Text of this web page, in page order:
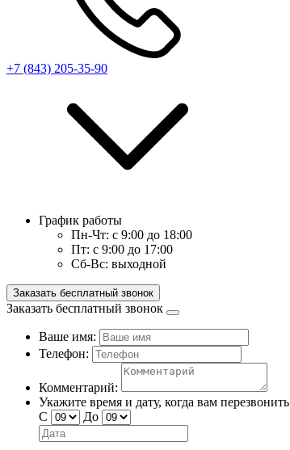
+7 (843) 205-35-90
График работы
Пн-Чт: с 9:00 до 18:00
Пт: с 9:00 до 17:00
Сб-Вс: выходной
Заказать бесплатный звонок
Заказать бесплатный звонок
Ваше имя:
Телефон:
Комментарий:
Укажите время и дату, когда вам перезвонить
С
До